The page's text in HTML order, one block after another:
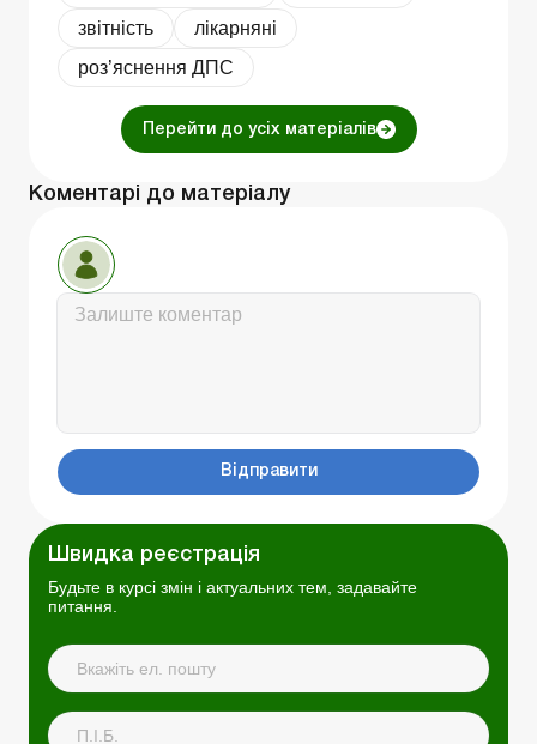
звітність
лікарняні
роз’яснення ДПС
Перейти до усіх матеріалів
Коментарі до матеріалу
Відправити
Швидка реєстрація
Будьте в курсі змін і актуальних тем, задавайте
питання.